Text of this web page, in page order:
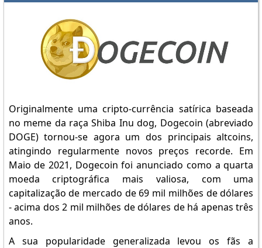
Originalmente uma cripto-currência satírica baseada
no meme da raça Shiba Inu dog, Dogecoin (abreviado
DOGE) tornou-se agora um dos principais altcoins,
atingindo regularmente novos preços recorde. Em
Maio de 2021, Dogecoin foi anunciado como a quarta
moeda criptográfica mais valiosa, com uma
capitalização de mercado de 69 mil milhões de dólares
- acima dos 2 mil milhões de dólares de há apenas três
anos.
A sua popularidade generalizada levou os fãs a